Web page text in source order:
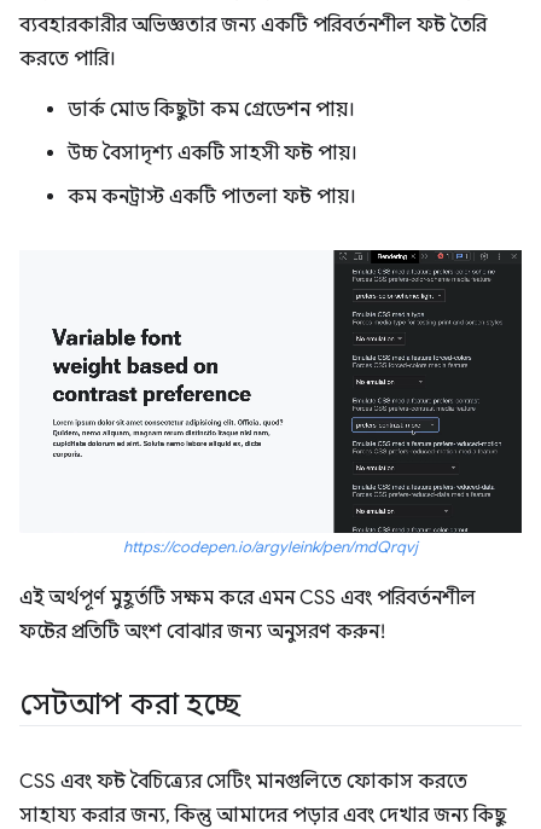
ব্যবহারকারীর অভিজ্ঞতার জন্য একটি পরিবর্তনশীল ফন্ট তৈরি
করতে পারি।
ডার্ক মোড কিছুটা কম গ্রেডেশন পায়।
উচ্চ বৈসাদৃশ্য একটি সাহসী ফন্ট পায়।
কম কনট্রাস্ট একটি পাতলা ফন্ট পায়।
https://codepen.io/argyleink/pen/mdQrqvj
এই অর্থপূর্ণ মুহূর্তটি সক্ষম করে এমন CSS এবং পরিবর্তনশীল
ফন্টের প্রতিটি অংশ বোঝার জন্য অনুসরণ করুন!
সেটআপ করা হচ্ছে
CSS এবং ফন্ট বৈচিত্র্যের সেটিং মানগুলিতে ফোকাস করতে
সাহায্য করার জন্য, কিন্তু আমাদের পড়ার এবং দেখার জন্য কিছু